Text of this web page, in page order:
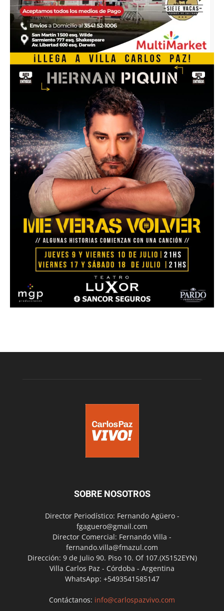
SOBRE NOSOTROS
Director Periodístico: Fernando Agüero -
fgaguero@gmail.com
Director Comercial: Fernando Villa -
fernando.villa@fmazul.com
Dirección: 9 de Julio 90. Piso 10. Of 107.(X5152EYN)
Villa Carlos Paz - Córdoba - Argentina
WhatsApp: +5493541585147
Contáctanos: info@carlospazvivo.com